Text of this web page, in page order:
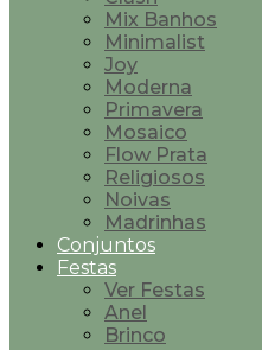
Mix Banhos
Minimalist
Joy
Moderna
Primavera
Mosaico
Flow Prata
Religiosos
Noivas
Madrinhas
Conjuntos
Festas
Ver Festas
Anel
Brinco